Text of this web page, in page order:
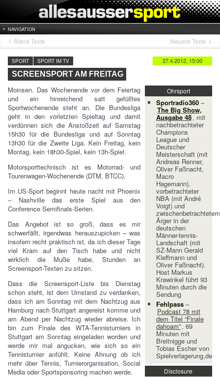
NAVIGATION
Ältere Texte Neuere Texte
27.4.2012, 15:00
SPORT SPORT IM TV
SCREENSPORT AM FREITAG
Ohrsport
Sportradio360–
The Big Show,
Ausgabe 48, mit
nachbetrachteter
Champions
League und
Deutscher
Meisterschaft (mit
Andreas Renner,
Oliver Faßnacht,
Macro
Hagemann),
vorbetrachteter
NBA (mit André
Voigt) und
zwischenbetrachtetem
Ärger in der
deutschen
Männer-tennis-
Landschaft (mit
SZ-Mann Gerald
Kleffmann und
Oliver Faßnacht).
Host Markus
Krawinkel führt 93
Minuten durch die
Sendung
Fehlpass–
Podcast 78 mit
dem Titel “Finale
dahoam”. 69
Minuten mit
Breitnigge und
Tobias Escher von
Spielverlagerung.de
Moinsen. Das Wochenende vor dem Feiertag
und ein hinreichend satt gefülltes
Sportwochenende steht an. Die Bundesliga
geht in den vorletzten Spieltag und damit
verdünnen sich die Anstoßzeit auf Samstag
15h30 für die Bundesliga und auf Sonntag
13h30 für die Zweite Liga. Kein Freitag, kein
Montag, kein 18h30-Spiel, kein 13h-Spiel.
Motorsporttechnisch ist es Motorrad- und
Tourenwagen-Wochenende (DTM, BTCC).
Im US-Sport beginnt heute nacht mit Phoenix
– Nashville das erste Spiel aus den
Conference Semifinals-Serien.
Das Angebot ist so groß, dass es mir
schwerfällt, irgendwas herauszupicken – was
insofern recht praktisch ist, da ich dieser Tage
viel Kram auf den Tisch habe und nicht
wirklich die Muße habe, Stunden an
Screensport-Texten zu sitzen.
Disclosure
Dass die Screensport-Liste bis Dienstag
schon steht, ist dem Umstand zu verdanken,
dass ich am Sonntag mit dem Nachtzug aus
Hamburg nach Stuttgart angereist komme und
am Abend per Nachtzug wieder abreise. Ich
bin zum Finale des WTA-Tennisturniers in
Stuttgart am Sonntag eingeladen worden und
werde mir mal angucken, wie sich so ein
Tennisturnier anfühlt. Keine Ahnung ob ich
mehr über Tennis, Turnierorganisation, Social
Media oder Sportsponsoring machen werde.